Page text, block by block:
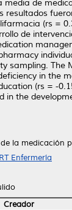
de
resultados
(rs =
de
sampling.
in the
(rs = -
in the
la medicación
Enfermería
Creador